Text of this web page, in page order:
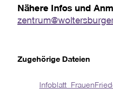
Nähere Infos und
zentrum@
Zugehörige Dateien